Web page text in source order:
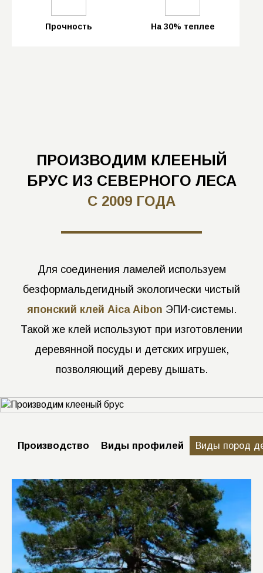
Прочность На 30% теплее
ПРОИЗВОДИМ КЛЕЕНЫЙ
БРУС ИЗ СЕВЕРНОГО ЛЕСА
С 2009 ГОДА
Для соединения ламелей используем
безформальдегидный экологически чистый
японский клей Aica Aibon ЭПИ-системы.
Такой же клей используют при изготовлении
деревянной посуды и детских игрушек,
позволяющий дереву дышать.
Производство Виды профилей Виды пород
Нестандартные решения по
соединению узлов бруса для
классических деревянных домов и в
стиле модерн